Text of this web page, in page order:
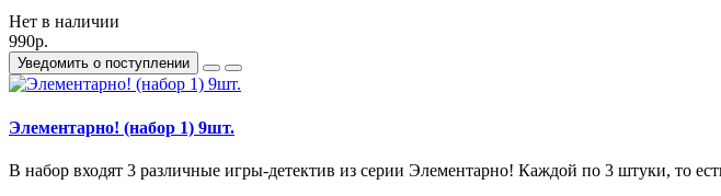
Нет в наличии
990р.
Уведомить о поступлении
Элементарно! (набор 1) 9шт.
В набор входят 3 различные игры-детектив из серии Элементарно! Каждой по 3 штуки, то